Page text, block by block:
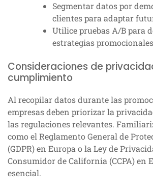
Segmentar datos por
clientes para adaptar
Utilice pruebas A/B para
estrategias
Consideraciones de
cumplimiento
Al recopilar datos durante las
empresas deben priorizar la
las regulaciones relevantes.
como el Reglamento General de
(GDPR) en Europa o la Ley de
Consumidor de California (CCPA) en
esencial.